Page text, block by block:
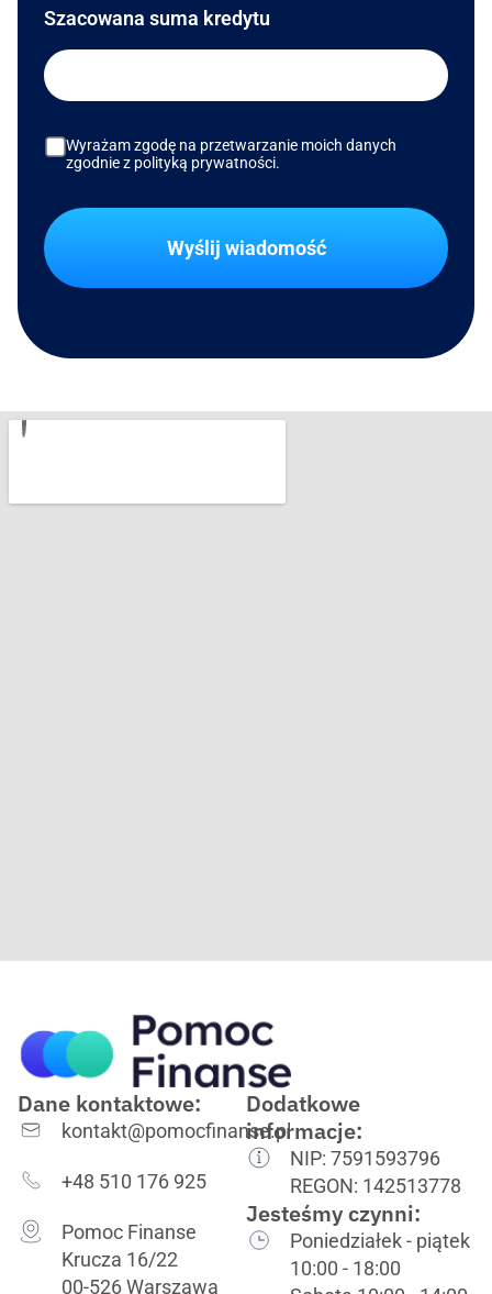
Szacowana suma kredytu
Wyrażam zgodę na przetwarzanie moich danych
zgodnie z polityką prywatności.
Wyślij wiadomość
Dane kontaktowe:
kontakt@pomocfinanse.pl
+48 510 176 925
Pomoc Finanse
Krucza 16/22
00-526 Warszawa
Dodatkowe
informacje:
NIP: 7591593796
REGON: 142513778
Jesteśmy czynni:
Poniedziałek - piątek
10:00 - 18:00